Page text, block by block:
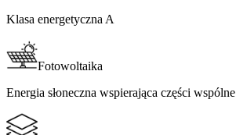
Klasa energetyczna A​​​​‌ ‍ ​‍​‍‌‍ ‌ ​‍‌‍‍‌‌‍‌ ‌‍‍‌‌‍ ‍​‍​‍​ ‍‍​‍​‍‌ ​ ‌‍​‌‌‍ ‍‌‍‍‌‌ ‌​‌ ‍‌​‍ ‍‌‍‍‌‌‍ ​‍​‍​‍ ​​‍​‍‌‍‍​‌ ​‍‌‍‌‌‌‍‌‍​‍​‍​ ‍‍​‍​‍​‍ ‌ ​ ‌ ‌​‌ ‌‌‌‍‌​‌‍‍‌‌‍ ​‍ ‌‍‍‌‌‍ ‍‌ ‌​‌‍‌‌‌‍ ‍‌ ‌​​‍ ‌‍‌‌‌‍‌​‌‍‍‌‌ ‌​​‍ ‌‍ ‌‌‍ ‌‍‌​‌‍‌‌​ ‌‌ ​​‌ ​‍‌‍‌‌‌ ​ ‌‍‌‌‌‍ ‍‌ ‌​‌‍​‌‌ ‌​‌‍‍‌‌‍ ‌‍ ‍​ ‍ ‌‍‍‌‌‍‌​​ ‌​ ‍​‌‍‌​‌‍‌‌‌‍​‍‌‍​‌‌‍‌‍‌‍​‍​ ‌‌​‍ ‌​ ‌​​ ​‍​ ‌‍​ ‍‌​‍ ‌​ ‌​‌‍‌‍​ ‍‌​ ‍‌​‍ ‌‌‍​‌‌‍​‍​ ​ ​ ‌ ​‍ ‌​ ​‍​ ​ ​ ​‍‌‍​ ‌‍‌​​ ‌‌​ ​ ​ ​‌​ ‌‍​ ‍​‌‍‌​​ ‍​​ ‍ ‌ ‌​‌ ‍‌‌ ​​‌‍‌‌​ ‌‌‍‌‌‌ ​‌‌ ‌‌‌‍‍‌‌ ​​‌‍ ‌‌‍‌‌‌‍ ‍‌ ‌​‌​‍‌‌ ‌​‌‍‌‌‌‍ ‌​ ‍ ‌ ​​‌‍​‌‌ ‌​‌‍‍​​ ‌‌‍‌​‌‍‌‌‌ ​ ‌‍​ ‌ ​‍‌‍‍‌‌ ​​‌ ‌​‌‍‍‌‌‍ ‌‍ ‍​ ‌‍​‍‌‍​‌‌ ​ ‌‍‌‌‌‌‌‌‌ ​‍‌‍ ​​ ‌​‍‌‌​ ​‍‌​‌‍‌ ​ ‌ ‌​‌ ‌‌‌‍‌​‌‍‍‌‌‍ ​‍‌‍‌‍‍‌‌‍‌​​ ‌​ ‍​‌‍‌​‌‍‌‌‌‍​‍‌‍​‌‌‍‌‍‌‍​‍​ ‌‌​‍ ‌​ ‌​​ ​‍​ ‌‍​ ‍‌​‍ ‌​ ‌​‌‍‌‍​ ‍‌​ ‍‌​‍ ‌‌‍​‌‌‍​‍​ ​ ​ ‌ ​‍ ‌​ ​‍​ ​ ​ ​‍‌‍​ ‌‍‌​​ ‌‌​ ​ ​ ​‌​ ‌‍​ ‍​‌‍‌​​ ‍​​‍‌‍‌ ‌​‌ ‍‌‌ ​​‌‍‌‌​ ‌‌‍‌‌‌ ​‌‌ ‌‌‌‍‍‌‌ ​​‌‍ ‌‌‍‌‌‌‍ ‍‌ ‌​‌​‍‌‌ ‌​‌‍‌‌‌‍ ‌​‍‌‍‌ ​​‌‍​‌‌ ‌​‌‍‍​​ ‌‌‍‌​‌‍‌‌‌ ​ ‌‍​ ‌ ​‍‌‍‍‌‌ ​​‌ ‌​‌‍‍‌‌‍ ‌‍ ‍​‍‌‍‌ ​​‌‍‌‌‌ ​‍‌ ​ ‌ ​​‌‍‌‌‌‍​ ‌ ‌​‌‍‍‌‌ ‌‍‌‍‌‌​ ‌‌ ​​‌ ‌‌‌‍​‍‌‍ ​‌‍‍‌‌ ​ ‌‍‍​‌‍‌‌‌‍‌​​‍​‍‌ ‌
Fotowoltaika​​​​‌ ‍ ​‍​‍‌‍ ‌ ​‍‌‍‍‌‌‍‌ ‌‍‍‌‌‍ ‍​‍​‍​ ‍‍​‍​‍‌ ​ ‌‍​‌‌‍ ‍‌‍‍‌‌ ‌​‌ ‍‌​‍ ‍‌‍‍‌‌‍ ​‍​‍​‍ ​​‍​‍‌‍‍​‌ ​‍‌‍‌‌‌‍‌‍​‍​‍​ ‍‍​‍​‍​‍ ‌ ​ ‌ ‌​‌ ‌‌‌‍‌​‌‍‍‌‌‍ ​‍ ‌‍‍‌‌‍ ‍‌ ‌​‌‍‌‌‌‍ ‍‌ ‌​​‍ ‌‍‌‌‌‍‌​‌‍‍‌‌ ‌​​‍ ‌‍ ‌‌‍ ‌‍‌​‌‍‌‌​ ‌‌ ​​‌ ​‍‌‍‌‌‌ ​ ‌‍‌‌‌‍ ‍‌ ‌​‌‍​‌‌ ‌​‌‍‍‌‌‍ ‌‍ ‍​ ‍ ‌‍‍‌‌‍‌​​ ‌‌‍‌‍​ ‌​‌‍​‍‌‍‌‌​ ‌‍‌‍​‍​ ‌​‌‍‌‍​‍ ‌‌‍‌‍‌‍‌‌‌‍​‌‌‍‌​​‍ ‌​ ‌​‌‍‌‍​ ‌ ​ ‌‍​‍ ‌​ ‍​​ ​​​ ​ ​ ​‌​‍ ‌​ ​‍​ ‍​​ ‌‍​ ​​​ ‌‍‌‍‌‌​ ​ ‌‍​‍‌‍‌‍‌‍‌‍​ ‍​​ ​ ​ ‍ ‌ ‌​‌ ‍‌‌ ​​‌‍‌‌​ ‌‌‍‌‌‌ ​‌‌ ‌‌‌‍‍‌‌ ​​‌‍ ‌‌‍‌‌‌‍ ‍‌ ‌​‌​‍‌‌ ‌​‌‍‌‌‌‍ ‌​ ‍ ‌ ​​‌‍​‌‌ ‌​‌‍‍​​ ‌‌‍ ‍‌‍​‌‌‍ ‌‌‍‌‌​ ‌‍​‍‌‍​‌‌ ​ ‌‍‌‌‌‌‌‌‌ ​‍‌‍ ​​ ‌​‍‌‌​ ​‍‌​‌‍‌ ​ ‌ ‌​‌ ‌‌‌‍‌​‌‍‍‌‌‍ ​‍‌‍‌‍‍‌‌‍‌​​ ‌‌‍‌‍​ ‌​‌‍​‍‌‍‌‌​ ‌‍‌‍​‍​ ‌​‌‍‌‍​‍ ‌‌‍‌‍‌‍‌‌‌‍​‌‌‍‌​​‍ ‌​ ‌​‌‍‌‍​ ‌ ​ ‌‍​‍ ‌​ ‍​​ ​​​ ​ ​ ​‌​‍ ‌​ ​‍​ ‍​​ ‌‍​ ​​​ ‌‍‌‍‌‌​ ​ ‌‍​‍‌‍‌‍‌‍‌‍​ ‍​​ ​ ​‍‌‍‌ ‌​‌ ‍‌‌ ​​‌‍‌‌​ ‌‌‍‌‌‌ ​‌‌ ‌‌‌‍‍‌‌ ​​‌‍ ‌‌‍‌‌‌‍ ‍‌ ‌​‌​‍‌‌ ‌​‌‍‌‌‌‍ ‌​‍‌‍‌ ​​‌‍​‌‌ ‌​‌‍‍​​ ‌‌‍ ‍‌‍​‌‌‍ ‌‌‍‌‌​‍‌‍‌ ​​‌‍‌‌‌ ​‍‌ ​ ‌ ​​‌‍‌‌‌‍​ ‌ ‌​‌‍‍‌‌ ‌‍‌‍‌‌​ ‌‌ ​​‌ ‌‌‌‍​‍‌‍ ​‌‍‍‌‌ ​ ‌‍‍​‌‍‌‌‌‍‌​​‍​‍‌ ‌
Energia słoneczna wspierająca części wspólne budynku i niższe koszty eksploatacji.​​​​‌